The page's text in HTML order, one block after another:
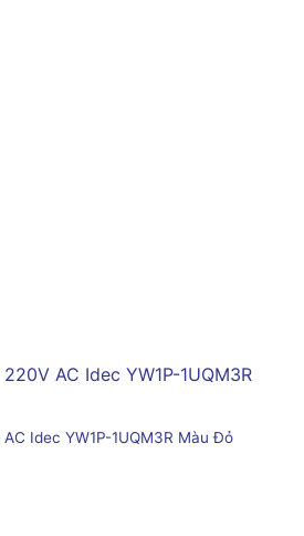
Idec YW1P-1UQM3R Màu Đỏ